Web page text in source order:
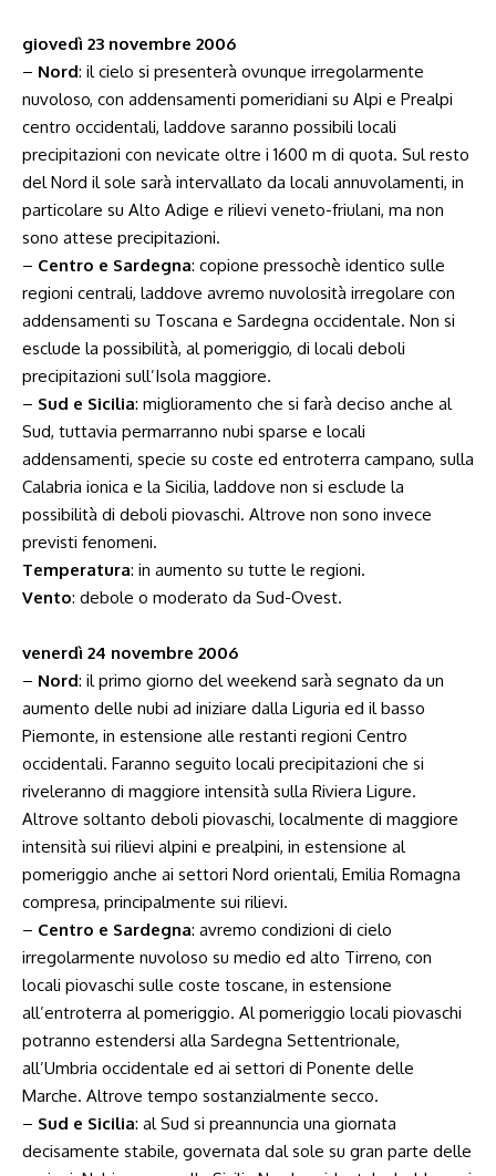
giovedì 23 novembre 2006
– Nord: il cielo si presenterà ovunque irregolarmente
nuvoloso, con addensamenti pomeridiani su Alpi e Prealpi
centro occidentali, laddove saranno possibili locali
precipitazioni con nevicate oltre i 1600 m di quota. Sul resto
del Nord il sole sarà intervallato da locali annuvolamenti, in
particolare su Alto Adige e rilievi veneto-friulani, ma non
sono attese precipitazioni.
– Centro e Sardegna: copione pressochè identico sulle
regioni centrali, laddove avremo nuvolosità irregolare con
addensamenti su Toscana e Sardegna occidentale. Non si
esclude la possibilità, al pomeriggio, di locali deboli
precipitazioni sull’Isola maggiore.
– Sud e Sicilia: miglioramento che si farà deciso anche al
Sud, tuttavia permarranno nubi sparse e locali
addensamenti, specie su coste ed entroterra campano, sulla
Calabria ionica e la Sicilia, laddove non si esclude la
possibilità di deboli piovaschi. Altrove non sono invece
previsti fenomeni.
Temperatura: in aumento su tutte le regioni.
Vento: debole o moderato da Sud-Ovest.
venerdì 24 novembre 2006
– Nord: il primo giorno del weekend sarà segnato da un
aumento delle nubi ad iniziare dalla Liguria ed il basso
Piemonte, in estensione alle restanti regioni Centro
occidentali. Faranno seguito locali precipitazioni che si
riveleranno di maggiore intensità sulla Riviera Ligure.
Altrove soltanto deboli piovaschi, localmente di maggiore
intensità sui rilievi alpini e prealpini, in estensione al
pomeriggio anche ai settori Nord orientali, Emilia Romagna
compresa, principalmente sui rilievi.
– Centro e Sardegna: avremo condizioni di cielo
irregolarmente nuvoloso su medio ed alto Tirreno, con
locali piovaschi sulle coste toscane, in estensione
all’entroterra al pomeriggio. Al pomeriggio locali piovaschi
potranno estendersi alla Sardegna Settentrionale,
all’Umbria occidentale ed ai settori di Ponente delle
Marche. Altrove tempo sostanzialmente secco.
– Sud e Sicilia: al Sud si preannuncia una giornata
decisamente stabile, governata dal sole su gran parte delle